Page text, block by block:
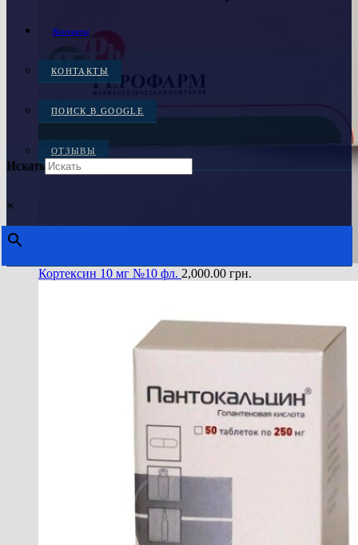
Контакты
КОНТАКТЫ
ПОИСК В GOOGLE
ОТЗЫВЫ
Искать
×
Кортексин 10 мг №10 фл. 2,000.00 грн.